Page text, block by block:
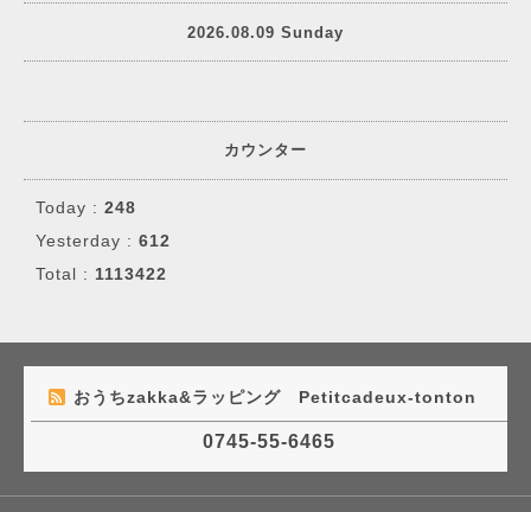
2026.08.09 Sunday
カウンター
Today : 248
Yesterday : 612
Total : 1113422
おうちzakka&ラッピング Petitcadeux-tonton
0745-55-6465